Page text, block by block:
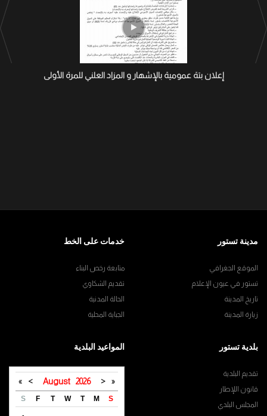
إعلان بتة عمومية بالإشهار و المزاد العلني للمرة الأولى
مدينة تستور
الموقع الجغرافي
تستور في عيون الإعلام
تاريخ المدينة
زيارة المدينة
خدمات على الخط
متابعة رخص البناء
تقديم الشكاوي
الحالة المدنية
الجباية المحلية
بلدية تستور
تقديم البلدية
قانون اللإطار
المجلس البلدي
المواعيد البلدية
«
<
August 2026
>
»
S
M
T
W
T
F
S